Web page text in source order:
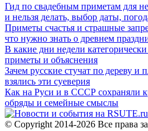
Гид по свадебным приметам для
и нельзя делать, выбор даты,
Приметы счастья и страшные
что нужно знать о древнем
В какие дни недели
приметы и объяснения
Зачем русские стучат по дереву и
взялись эти суеверия
Как на Руси и в СССР сохраняли
обряды и семейные смыслы
© Copyright 2014-2026 Все права